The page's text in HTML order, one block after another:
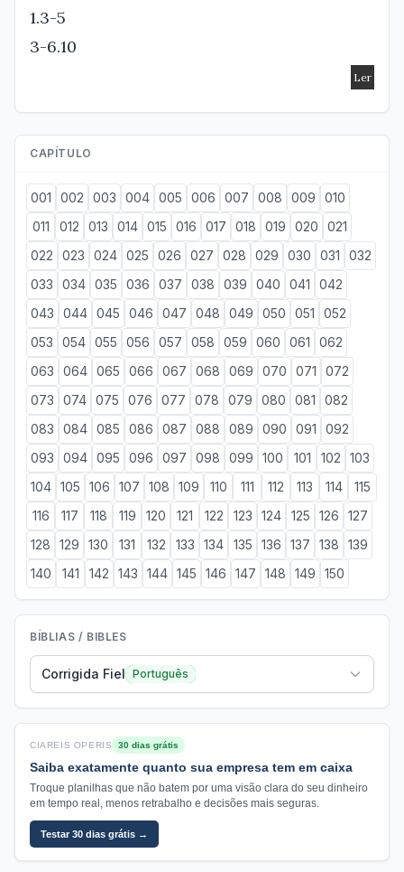
1.3-5
3-6.10
CAPÍTULO
001 002 003 004 005 006 007 008 009
010
011
012 013 014 015 016 017 018 019 020
021
022
023 024 025 026 027 028 029 030 031
032
033
034 035 036 037 038 039 040 041
042
043
044 045 046 047 048 049 050 051
052
053
054 055 056 057 058 059 060 061
062
063
064 065 066 067 068 069 070 071
072
073
074 075 076 077 078 079 080 081
082
083
084 085 086 087 088 089 090 091
092
093
094 095 096 097 098 099 100 101 102
103
104 105 106 107 108 109 110 111 112 113 114
115
116
117 118 119 120 121 122 123 124 125 126
127
128
129 130 131 132 133 134 135 136 137 138
139
140
141 142 143 144 145 146 147 148 149 150
BÍBLIAS / BIBLES
Corrigida Fiel Português
CIAREIS OPERIS 30 dias grátis
Saiba exatamente quanto sua empresa tem em caixa
Troque planilhas que não batem por uma visão clara do seu dinheiro
em tempo real, menos retrabalho e decisões mais seguras.
Testar 30 dias grátis →